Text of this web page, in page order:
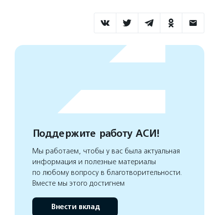
Поддержите работу АСИ!
Мы работаем, чтобы у вас была актуальная
информация и полезные материалы
по любому вопросу в благотворительности.
Вместе мы этого достигнем
Внести вклад